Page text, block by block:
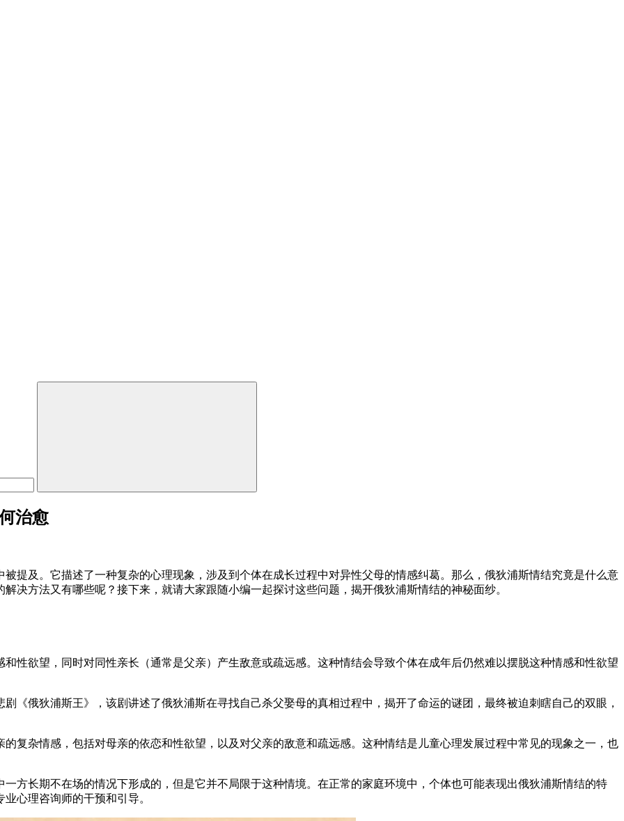
治愈
提及。它描述了一种复杂的心理现象，涉及到个体在成长过程中对异性父母的情感纠葛。那么，俄狄浦斯情结究竟是什么意
决方法又有哪些呢？接下来，就请大家跟随小编一起探讨这些问题，揭开俄狄浦斯情结的神秘面纱。
性欲望，同时对同性亲长（通常是父亲）产生敌意或疏远感。这种情结会导致个体在成年后仍然难以摆脱这种情感和性欲望
《俄狄浦斯王》，该剧讲述了俄狄浦斯在寻找自己杀父娶母的真相过程中，揭开了命运的谜团，最终被迫刺瞎自己的双眼，
复杂情感，包括对母亲的依恋和性欲望，以及对父亲的敌意和疏远感。这种情结是儿童心理发展过程中常见的现象之一，也
方长期不在场的情况下形成的，但是它并不局限于这种情境。在正常的家庭环境中，个体也可能表现出俄狄浦斯情结的特
心理咨询师的干预和引导。